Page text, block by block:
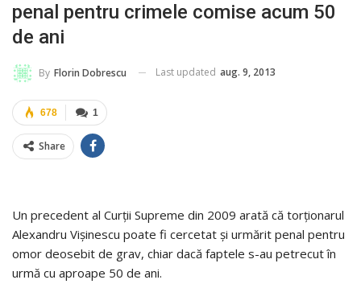
penal pentru crimele comise acum 50
de ani
By Florin Dobrescu Last updated aug. 9, 2013
1
678
Share
Un precedent al Curţii Supreme din 2009 arată că torţionarul
Alexandru Vişinescu poate fi cercetat şi urmărit penal pentru
omor deosebit de grav, chiar dacă faptele s-au petrecut în
urmă cu aproape 50 de ani.